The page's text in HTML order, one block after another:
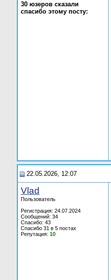
30 юзеров сказали
спасибо этому посту:
22.05.2026, 12:07
Vlаd
Пользователь
Регистрация: 24.07.2024
Сообщений: 34
Спасибо: 43
Спасибо 31 в 5 постах
Репутация: 10